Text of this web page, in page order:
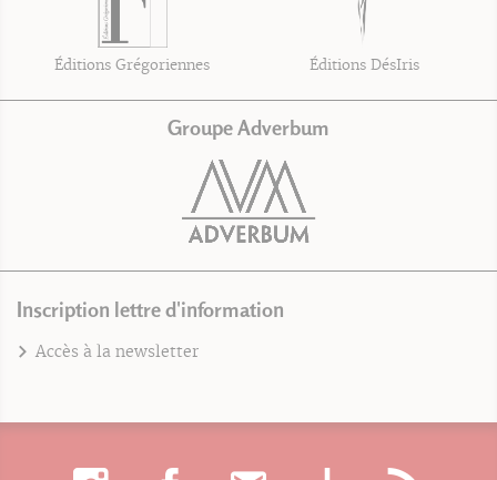
Éditions Grégoriennes Éditions DésIris
Groupe Adverbum
Inscription lettre d'information
Accès à la newsletter